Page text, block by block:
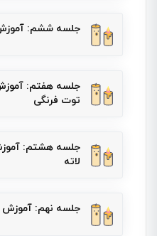
جلسه ششم:
جلسه هفتم:
توت فرنگی
جلسه هشتم:
لاته
جلسه نهم: آموزش